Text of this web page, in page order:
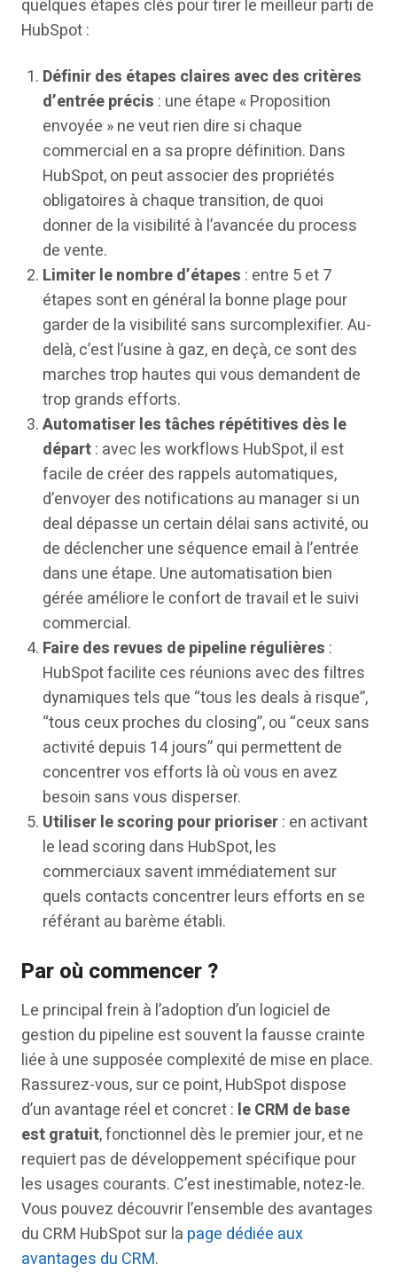
quelques étapes clés pour tirer le meilleur parti de
HubSpot :
Définir des étapes claires avec des critères
d’entrée précis : une étape « Proposition
envoyée » ne veut rien dire si chaque
commercial en a sa propre définition. Dans
HubSpot, on peut associer des propriétés
obligatoires à chaque transition, de quoi
donner de la visibilité à l’avancée du process
de vente.
Limiter le nombre d’étapes : entre 5 et 7
étapes sont en général la bonne plage pour
garder de la visibilité sans surcomplexifier. Au-
delà, c’est l’usine à gaz, en deçà, ce sont des
marches trop hautes qui vous demandent de
trop grands efforts.
Automatiser les tâches répétitives dès le
départ: avec les workflows HubSpot, il est
facile de créer des rappels automatiques,
d’envoyer des notifications au manager si un
deal dépasse un certain délai sans activité, ou
de déclencher une séquence email à l’entrée
dans une étape. Une automatisation bien
gérée améliore le confort de travail et le suivi
commercial.
Faire des revues de pipeline régulières :
HubSpot facilite ces réunions avec des filtres
dynamiques tels que “tous les deals à risque”,
“tous ceux proches du closing”, ou “ceux sans
activité depuis 14 jours” qui permettent de
concentrer vos efforts là où vous en avez
besoin sans vous disperser.
Utiliser le scoring pour prioriser: en activant
le lead scoring dans HubSpot, les
commerciaux savent immédiatement sur
quels contacts concentrer leurs efforts en se
référant au barème établi.
Par où commencer ?
Le principal frein à l’adoption d’un logiciel de
gestion du pipeline est souvent la fausse crainte
liée à une supposée complexité de mise en place.
Rassurez-vous, sur ce point, HubSpot dispose
d’un avantage réel et concret : le CRM de base
est gratuit, fonctionnel dès le premier jour, et ne
requiert pas de développement spécifique pour
les usages courants. C’est inestimable, notez-le.
Vous pouvez découvrir l’ensemble des avantages
du CRM HubSpot sur la page dédiée aux
avantages du CRM.